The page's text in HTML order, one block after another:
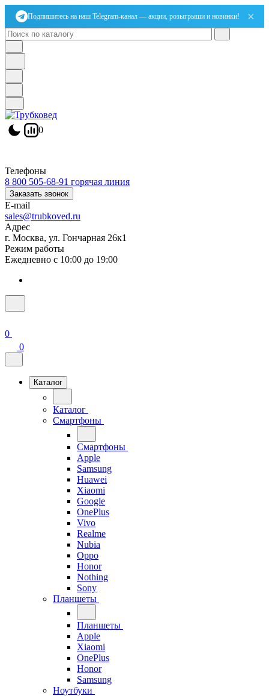
Подпишитесь на наш Telegram-канал — акции, розыгрыши и новинки! ×
0
Телефоны
8 800 505-68-91 горячая линия
Заказать звонок
E-mail
sales@trubkoved.ru
Адрес
г. Москва, ул. Гончарная 26к1
Режим работы
Ежедневно с 10:00 до 19:00
0
0
Каталог
Каталог
Смартфоны
Смартфоны
Apple
Samsung
Huawei
Xiaomi
Google
OnePlus
Vivo
Realme
Nubia
Oppo
Honor
Nothing
Sony
Планшеты
Планшеты
Apple
Xiaomi
OnePlus
Honor
Samsung
Ноутбуки